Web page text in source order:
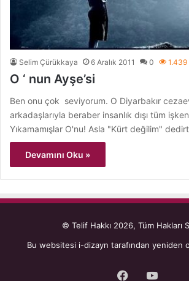
Selim Çürükkaya 6 Aralık 2011 0 1.439
O ‘ nun Ayşe’si
Ben onu çok seviyorum. O Diyarbakır
arkadaşlarıyla beraber insanlık dışı tüm
Yıkamamışlar O'nu! Asla "Kürt değilim"
Devamını Oku »
© Telif Hakkı 2026, Tüm Hakları
Bu websitesi i-dizayn tarafından yeniden
Facebook